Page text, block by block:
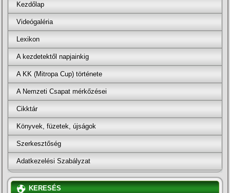
Kezdőlap
Videógaléria
Lexikon
A kezdetektől napjainkig
A KK (Mitropa Cup) története
A Nemzeti Csapat mérkőzései
Cikktár
Könyvek, füzetek, újságok
Szerkesztőség
Adatkezelési Szabályzat
KERESÉS